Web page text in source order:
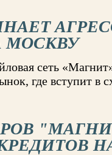
сеть
где вступит в